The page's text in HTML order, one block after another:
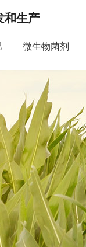
和生产
微生物菌剂